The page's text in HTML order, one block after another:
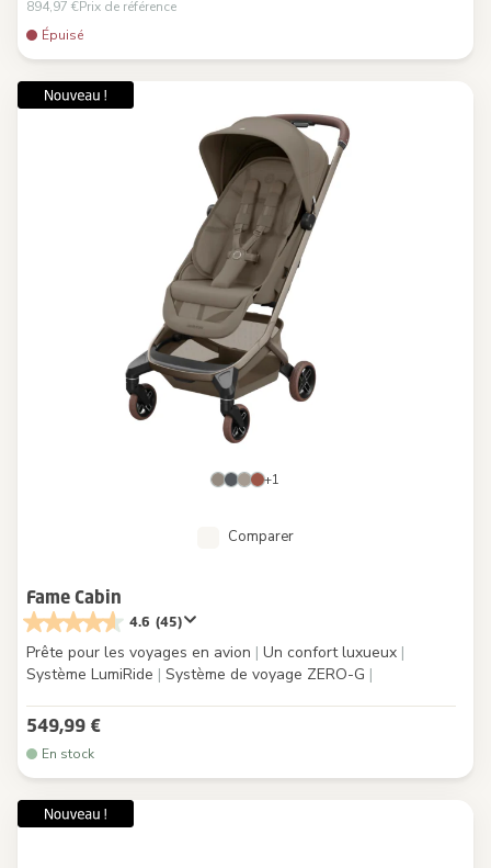
894,97 €Prix de référence
Épuisé
+1
Comparer
Fame Cabin
4.6 (45)
Prête pour les voyages en avion | Un confort luxueux |
Système LumiRide | Système de voyage ZERO-G |
549,99 €
En stock